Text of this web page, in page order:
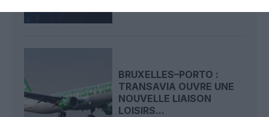
BRUXELLES–PORTO :
TRANSAVIA OUVRE UNE
NOUVELLE LIAISON
LOISIRS...